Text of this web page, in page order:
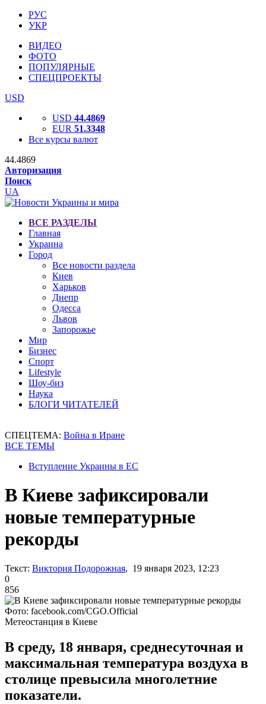
РУС
УКР
ВИДЕО
ФОТО
ПОПУЛЯРНЫЕ
СПЕЦПРОЕКТЫ
USD
USD 44.4869
EUR 51.3348
Все курсы валют
44.4869
Авторизация
Поиск
UA
ВСЕ РАЗДЕЛЫ
Главная
Украина
Город
Все новости раздела
Киев
Харьков
Днепр
Одесса
Львов
Запорожье
Мир
Бизнес
Спорт
Lifestyle
Шоу-биз
Наука
БЛОГИ ЧИТАТЕЛЕЙ
СПЕЦТЕМА: Война в Иране
ВСЕ ТЕМЫ
Вступление Украины в ЕС
В Киеве зафиксировали
новые температурные
рекорды
Текст: Виктория Подорожная, 19 января 2023, 12:23
0
856
Фото: facebook.com/CGO.Official
Метеостанция в Киеве
В среду, 18 января, среднесуточная и
максимальная температура воздуха в
столице превысила многолетние
показатели.